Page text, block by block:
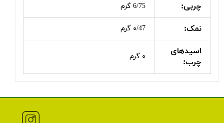
چربی: 6/75 گرم
نمک: ۰/47 گرم
اسیدهای
چرب:
۰ گرم